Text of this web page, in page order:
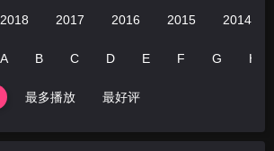
2018 2017 2016 2015 2014
A B C D E F G H
最多播放 最好评